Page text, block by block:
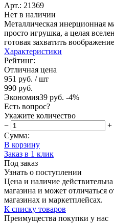
Арт.: 21369
Нет в наличии
Металлическая инерционная
просто игрушка, а целая
готовая захватить
Характеристики
Рейтинг:
Отличная цена
951 руб. / шт
990 руб.
Экономия39 руб. -4%
Есть вопрос?
Укажите количество
−
+
Сумма:
В корзину
Заказ в 1 клик
Под заказ
Узнать о поступлении
Цена и наличие
магазина и может отличаться
магазинах и маркетплейсах.
К списку товаров
Преимущества покупки у нас